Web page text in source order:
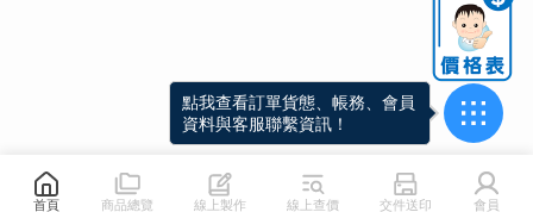
首頁 商品總覽 線上製作 線上查價 交件送印 會員